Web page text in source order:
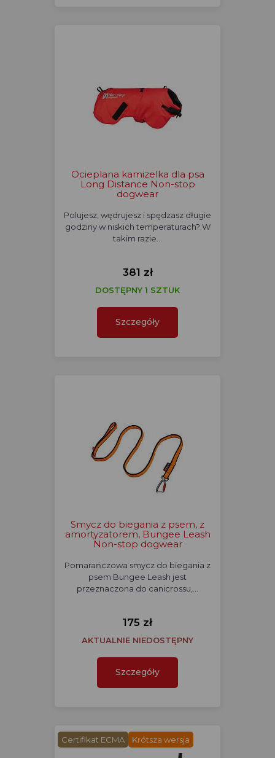
Ocieplana kamizelka dla psa
Long Distance Non-stop
dogwear
Polujesz, wędrujesz i spędzasz długie
godziny w niskich temperaturach? W
takim razie…
381 zł
DOSTĘPNY 1 SZTUK
Szczegóły
Smycz do biegania z psem, z
amortyzatorem, Bungee Leash
Non-stop dogwear
Pomarańczowa smycz do biegania z
psem Bungee Leash jest
przeznaczona do canicrossu,…
175 zł
AKTUALNIE NIEDOSTĘPNY
Szczegóły
Certifikat ECMA Krótsza wersja